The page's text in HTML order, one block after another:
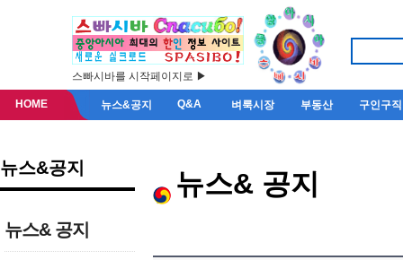
스빠시바를 시작페이지로 ▶
HOME 뉴스&공지 Q&A 벼룩시장 부동산 구인구직
뉴스&공지
뉴스& 공지
뉴스& 공지